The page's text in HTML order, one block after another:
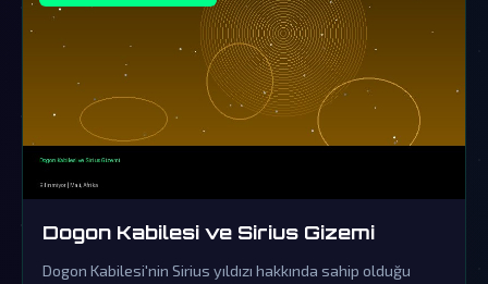
Dogon Kabilesi ve Sirius Gizemi
Dogon Kabilesi'nin Sirius yıldızı hakkında sahip olduğu